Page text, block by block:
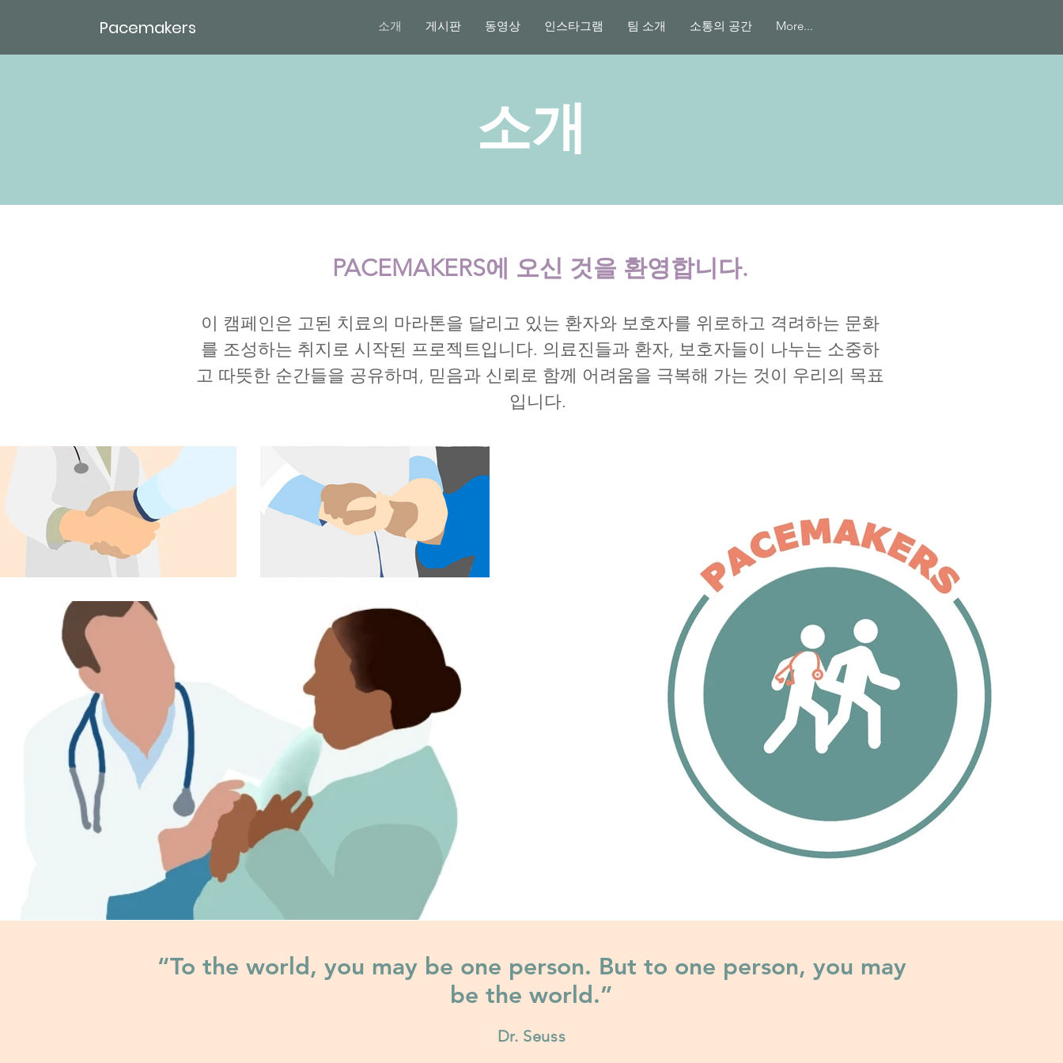
Pacemakers 소개 게시판 동영상 인스타그램 팀 소개 소통의 공간 More...
소개
PACEMAKERS에 오신 것을 환영합니다.
이 캠페인은 고된 치료의 마라톤을 달리고 있는 환자와 보호자를 위로하고 격려하는 문화
를 조성하는 취지로 시작된 프로젝트입니다. 의료진들과 환자, 보호자들이 나누는 소중하
고 따뜻한 순간들을 공유하며, 믿음과 신뢰로 함께 어려움을 극복해 가는 것이 우리의 목표
입니다.
“To the world, you may be one person. But to one person, you may
be the world.”
Dr. Seuss